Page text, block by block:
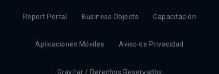
Report Portal Business Objects Capacitación
Aplicaciones Móviles Aviso de Privacidad
Gravitar / Derechos Reservados